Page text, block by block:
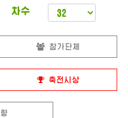
차수
참가단체
축전시상